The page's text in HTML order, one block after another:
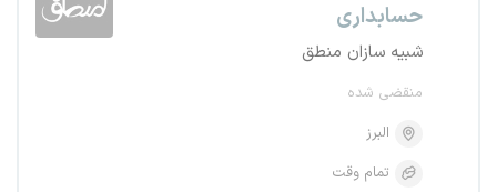
حسابداری
شبیه سازان منطق
منقضی شده
البرز
تمام وقت